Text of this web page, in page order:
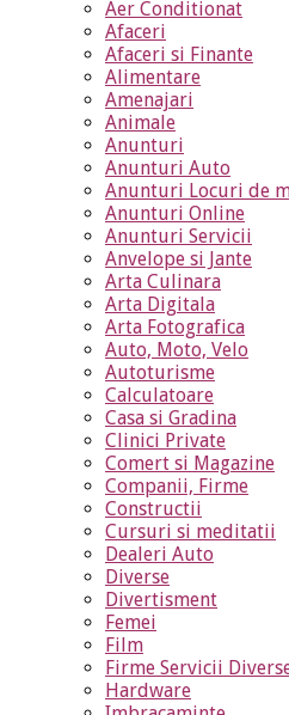
Aer Conditionat
Afaceri
Afaceri si Finante
Alimentare
Amenajari
Animale
Anunturi
Anunturi Auto
Anunturi Locuri de
Anunturi Online
Anunturi Servicii
Anvelope si Jante
Arta Culinara
Arta Digitala
Arta Fotografica
Auto, Moto, Velo
Autoturisme
Calculatoare
Casa si Gradina
Clinici Private
Comert si Magazine
Companii, Firme
Constructii
Cursuri si meditatii
Dealeri Auto
Diverse
Divertisment
Femei
Film
Firme Servicii
Hardware